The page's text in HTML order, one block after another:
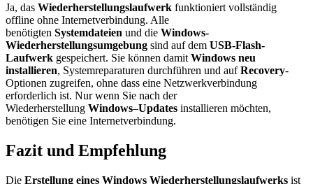
Ja, das Wiederherstellungslaufwerk funktioniert vollständig
offline ohne Internetverbindung. Alle
benötigten Systemdateien und die Windows-
Wiederherstellungsumgebung sind auf dem USB-Flash-
Laufwerk gespeichert. Sie können damit Windows neu
installieren, Systemreparaturen durchführen und aufRecovery-
Optionen zugreifen, ohne dass eine Netzwerkverbindung
erforderlich ist. Nur wenn Sie nach der
Wiederherstellung Windows–Updates installieren möchten,
benötigen Sie eine Internetverbindung.
Fazit und Empfehlung
Die Erstellung eines Windows Wiederherstellungslaufwerks ist